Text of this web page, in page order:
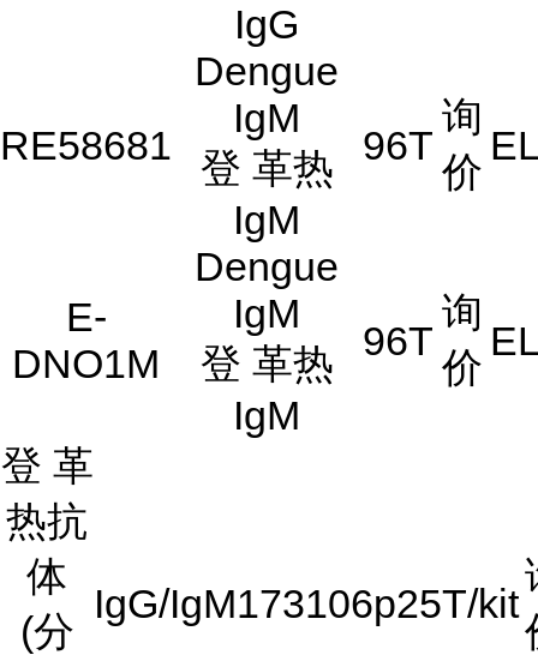
IgG
RE58681
Dengue
IgM
登 革热
IgM
96T
询
价
E-
DNO1M
Dengue
IgM
登 革热
IgM
96T
询
价
登 革
热抗
体
(分
IgG/IgM173106p25T/kit